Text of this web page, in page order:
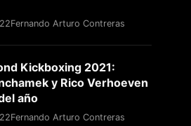
Fernando Arturo Contreras
Kickboxing 2021:
y Rico Verhoeven
año
Fernando Arturo Contreras